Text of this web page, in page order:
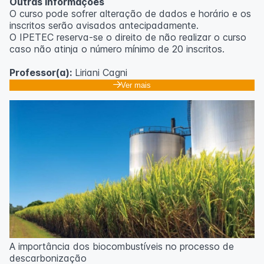
O curso pode sofrer alteração de dados e horário e os
inscritos serão avisados ​​antecipadamente.
O IPETEC reserva-se o direito de não realizar o curso
caso não atinja o número mínimo de 20 inscritos.
Professor(a): Liriani Cagni
Ver mais
A importância dos biocombustíveis no processo de
descarbonização